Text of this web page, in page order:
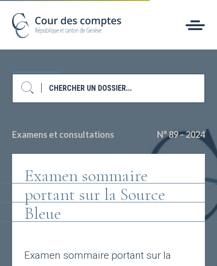
Examens et consultations N° 89 – 2024
Examen sommaire
portant sur la Source
Bleue
Examen sommaire portant sur la